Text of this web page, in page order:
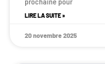
LIRE LA SUITE »
20 novembre 2025